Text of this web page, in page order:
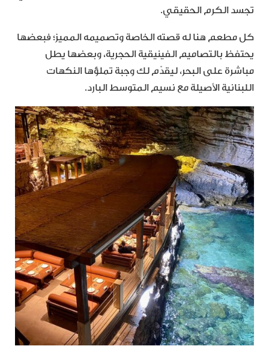
تجسد الكرم الحقيقي.
كل مطعم هنا له قصته الخاصة وتصميمه المميز؛ فبعضها
يحتفظ بالتصاميم الفينيقية الحجرية، وبعضها يطل
مباشرة على البحر، ليقدّم لك وجبة تملؤها النكهات
اللبنانية الأصيلة مع نسيم المتوسط البارد.